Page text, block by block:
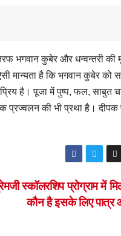
भगवान कुबेर और धन्वन्तरी की
मान्यता है कि भगवान कुबेर को
प्रिय है। पूजा में पुष्प, फल, साबुत
की भी प्रथा है। दीपक
स्कॉलरशिप प्रोग्राम में
कौन है इसके लिए